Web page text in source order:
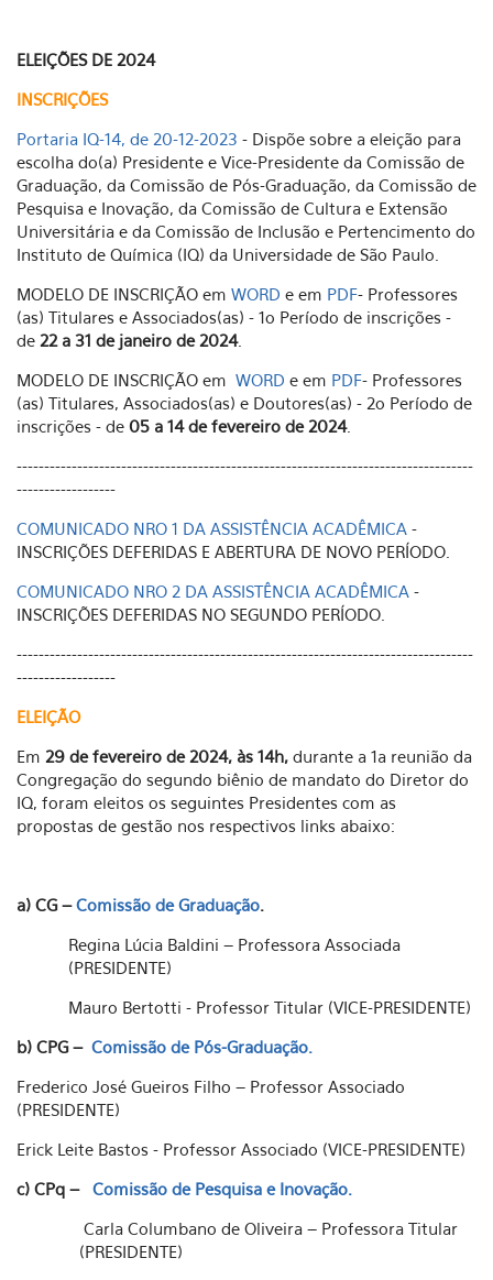
ELEIÇÕES DE 2024
INSCRIÇÕES
Portaria IQ-14, de 20-12-2023 - Dispõe sobre a eleição para
escolha do(a) Presidente e Vice-Presidente da Comissão de
Graduação, da Comissão de Pós-Graduação, da Comissão de
Pesquisa e Inovação, da Comissão de Cultura e Extensão
Universitária e da Comissão de Inclusão e Pertencimento do
Instituto de Química (IQ) da Universidade de São Paulo.
MODELO DE INSCRIÇÃO em WORD e em PDF- Professores
(as) Titulares e Associados(as) - 1o Período de inscrições -
de 22 a 31 de janeiro de 2024.
MODELO DE INSCRIÇÃO em WORD e em PDF- Professores
(as) Titulares, Associados(as) e Doutores(as) - 2o Período de
inscrições - de 05 a 14 de fevereiro de 2024.
-----------------------------------------------------------------------------------
------------------
COMUNICADO NRO 1 DA ASSISTÊNCIA ACADÊMICA -
INSCRIÇÕES DEFERIDAS E ABERTURA DE NOVO PERÍODO.
COMUNICADO NRO 2 DA ASSISTÊNCIA ACADÊMICA -
INSCRIÇÕES DEFERIDAS NO SEGUNDO PERÍODO.
-----------------------------------------------------------------------------------
------------------
ELEIÇÃO
Em 29 de fevereiro de 2024, às 14h, durante a 1a reunião da
Congregação do segundo biênio de mandato do Diretor do
IQ, foram eleitos os seguintes Presidentes com as
propostas de gestão nos respectivos links abaixo:
a) CG –Comissão de Graduação.
Regina Lúcia Baldini – Professora Associada
(PRESIDENTE)
Mauro Bertotti - Professor Titular (VICE-PRESIDENTE)
b) CPG – Comissão de Pós-Graduação.
Frederico José Gueiros Filho – Professor Associado
(PRESIDENTE)
Erick Leite Bastos - Professor Associado (VICE-PRESIDENTE)
c) CPq – Comissão de Pesquisa e Inovação.
Carla Columbano de Oliveira – Professora Titular
(PRESIDENTE)